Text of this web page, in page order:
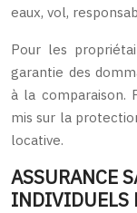
eaux, vol,
Pour les
garantie des
à la comparaison.
mis sur la
locative.
ASSURANCE
INDIVIDUELS